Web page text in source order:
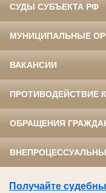
СУДЫ СУБЪЕКТА РФ
МУНИЦИПАЛЬНЫЕ
ВАКАНСИИ
ПРОТИВОДЕЙСТВИЕ
ОБРАЩЕНИЯ
Получайте